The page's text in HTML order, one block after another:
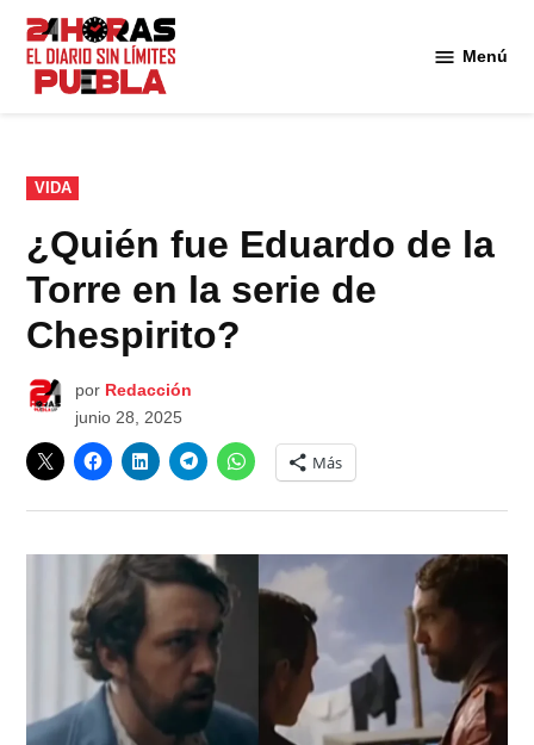
Saltar
contenido
Menú
PUBLICADO
EN
VIDA
¿Quién fue Eduardo de la
Torre en la serie de
Chespirito?
por Redacción
junio 28, 2025
Más